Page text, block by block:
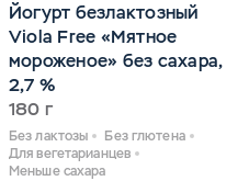
Йогурт безлактозный
Viola Free «Мятное
мороженое» без сахара,
2,7 %
180 г
Без лактозы
Без глютена
Для вегетарианцев
Меньше сахара